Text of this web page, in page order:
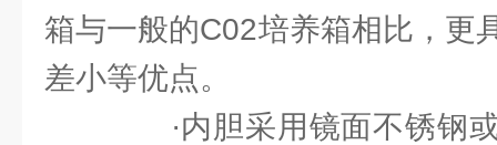
箱与一般的C02培养箱相比，更
差小等优点。
·内胆采用镜面不锈钢或